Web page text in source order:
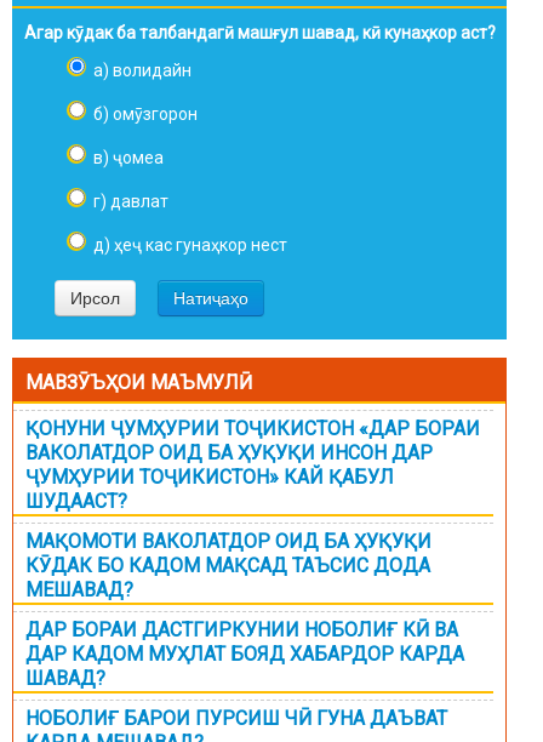
Агар кӯдак ба талбандагӣ машғул шавад, кӣ кунаҳкор аст?
а) волидайн
б) омӯзгорон
в) ҷомеа
г) давлат
д) ҳеҷ кас гунаҳкор нест
МАВЗӮЪҲОИ МАЪМУЛӢ
ҚОНУНИ ҶУМҲУРИИ ТОҶИКИСТОН «ДАР БОРАИ
ВАКОЛАТДОР ОИД БА ҲУҚУҚИ ИНСОН ДАР
ҶУМҲУРИИ ТОҶИКИСТОН» КАЙ ҚАБУЛ
ШУДААСТ?
МАҚОМОТИ ВАКОЛАТДОР ОИД БА ҲУҚУҚИ
КӮДАК БО КАДОМ МАҚСАД ТАЪСИС ДОДА
МЕШАВАД?
ДАР БОРАИ ДАСТГИРКУНИИ НОБОЛИҒ КӢ ВА
ДАР КАДОМ МУҲЛАТ БОЯД ХАБАРДОР КАРДА
ШАВАД?
НОБОЛИҒ БАРОИ ПУРСИШ ЧӢ ГУНА ДАЪВАТ